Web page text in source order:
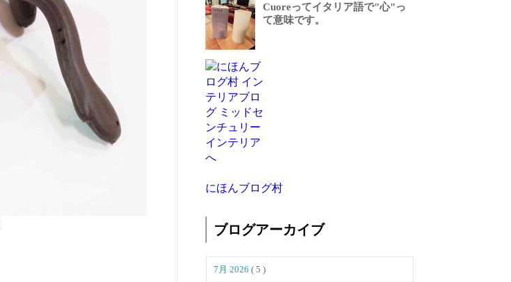
Cuoreってイタリア語で"心"っ
て意味です。
にほんブログ村
ブログアーカイブ
7月 2026 ( 5 )